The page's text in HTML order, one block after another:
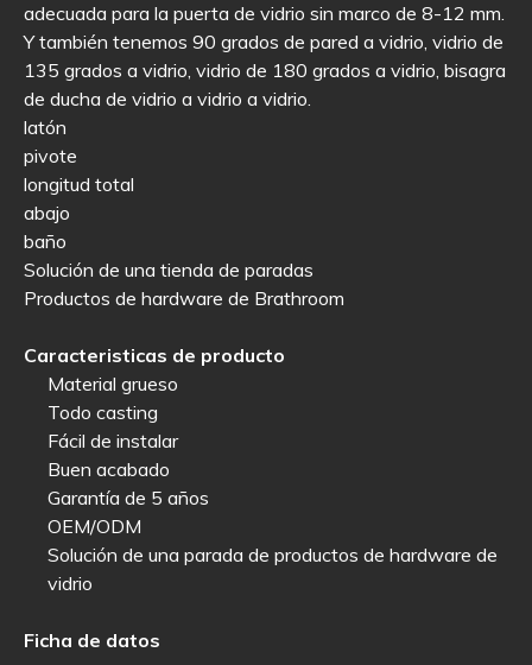
adecuada para la puerta de vidrio sin marco de 8-12 mm.
Y también tenemos 90 grados de pared a vidrio, vidrio de
135 grados a vidrio, vidrio de 180 grados a vidrio, bisagra
de ducha de vidrio a vidrio a vidrio.
latón
pivote
longitud total
abajo
baño
Solución de una tienda de paradas
Productos de hardware de Brathroom
Caracteristicas de producto
Material grueso
Todo casting
Fácil de instalar
Buen acabado
Garantía de 5 años
OEM/ODM
Solución de una parada de productos de hardware de
vidrio
Ficha de datos